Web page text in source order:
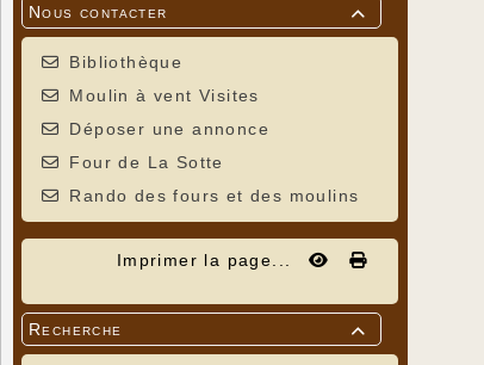

Nous contacter
Bibliothèque
Moulin à vent Visites
Déposer une annonce
Four de La Sotte
Rando des fours et des moulins
Imprimer la page...

Recherche